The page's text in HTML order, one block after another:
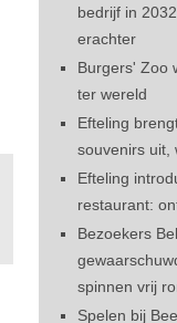
bedrijf in
erachter
Burgers' Zoo
ter wereld
Efteling
souvenirs uit,
Efteling
restaurant:
Bezoekers
spinnen vrij
Spelen bij